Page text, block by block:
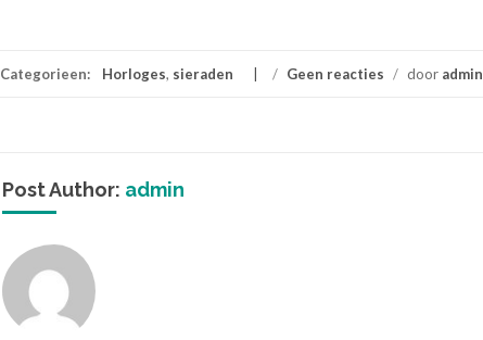
Categorieen: Horloges, sieraden / Geen reacties / door admin
Post Author: admin